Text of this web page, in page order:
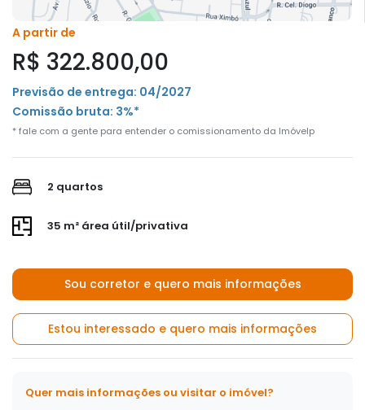
A partir de
R$ 322.800,00
Previsão de entrega: 04/2027
Comissão bruta: 3%*
* fale com a gente para entender o comissionamento da Imóvelp
2 quartos
35 m² área útil/privativa
Sou corretor e quero mais informações
Estou interessado e quero mais informações
Quer mais informações ou visitar o imóvel?